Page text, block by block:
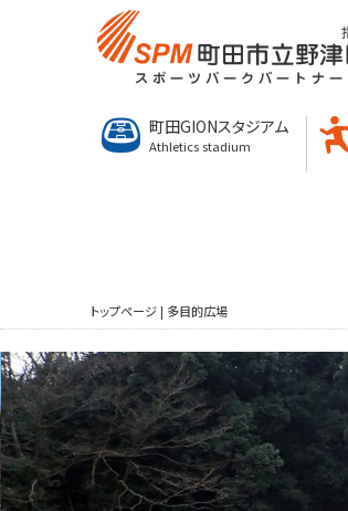
町田GIONスタジアム
Athletics stadium
トップページ | 多目的広場